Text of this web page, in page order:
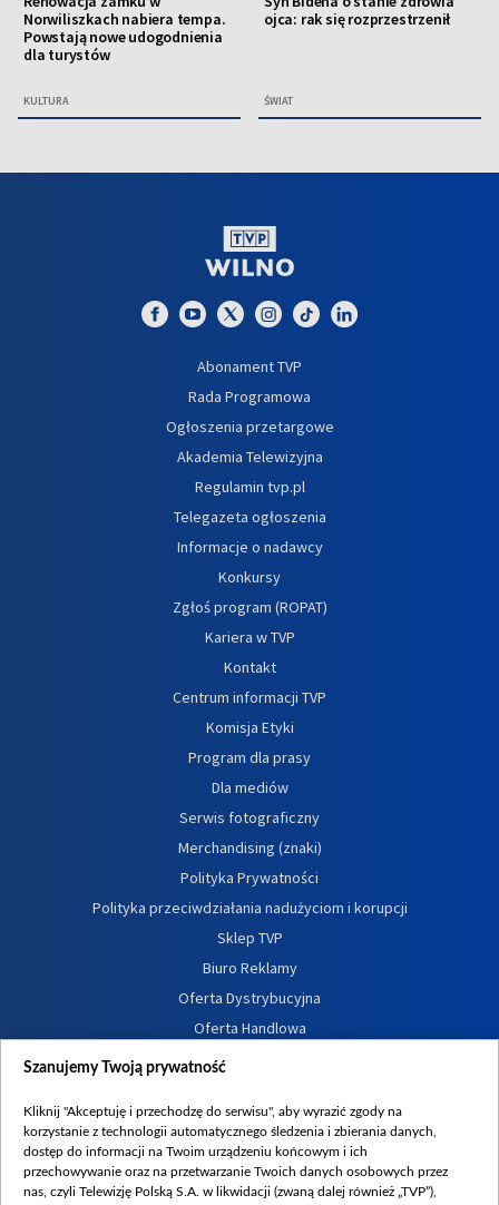
Norwiliszkach nabiera tempa.
Powstają nowe udogodnienia
dla turystów
KULTURA
ojca: rak się rozprzestrzenił
ŚWIAT
Abonament TVP
Rada Programowa
Ogłoszenia przetargowe
Akademia Telewizyjna
Regulamin tvp.pl
Telegazeta ogłoszenia
Informacje o nadawcy
Konkursy
Zgłoś program (ROPAT)
Kariera w TVP
Kontakt
Centrum informacji TVP
Komisja Etyki
Program dla prasy
Dla mediów
Serwis fotograficzny
Merchandising (znaki)
Polityka Prywatności
Polityka przeciwdziałania nadużyciom i korupcji
Sklep TVP
Biuro Reklamy
Oferta Dystrybucyjna
Oferta Handlowa
Dostępność
Procedura zgłoszeń wewnętrznych
Szanujemy Twoją prywatność
Kliknij "Akceptuję i przechodzę do serwisu", aby wyrazić zgody na
korzystanie z technologii automatycznego śledzenia i zbierania danych,
dostęp do informacji na Twoim urządzeniu końcowym i ich
przechowywanie oraz na przetwarzanie Twoich danych osobowych przez
nas, czyli Telewizję Polską S.A. w likwidacji (zwaną dalej również „TVP”),